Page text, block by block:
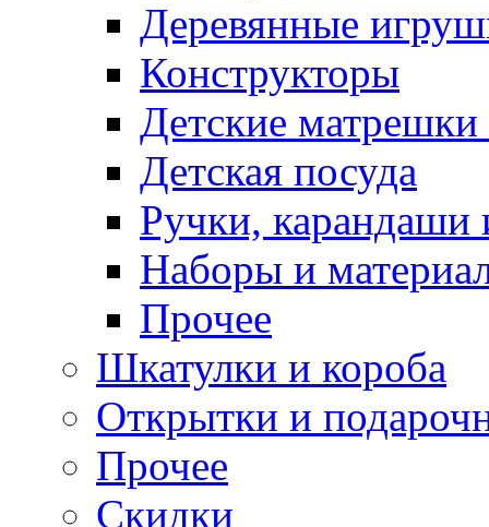
Деревянные
Конструкторы
Детские
Детская посуда
Ручки,
Наборы и
Прочее
Шкатулки и короба
Открытки и
Прочее
Скидки